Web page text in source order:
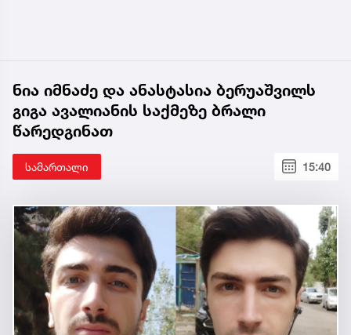
ნია იმნაძე და ანასტასია ბერუაშვილს
გიგა ავალიანის საქმეზე ბრალი
წარედგინათ
სამართალი 15:40